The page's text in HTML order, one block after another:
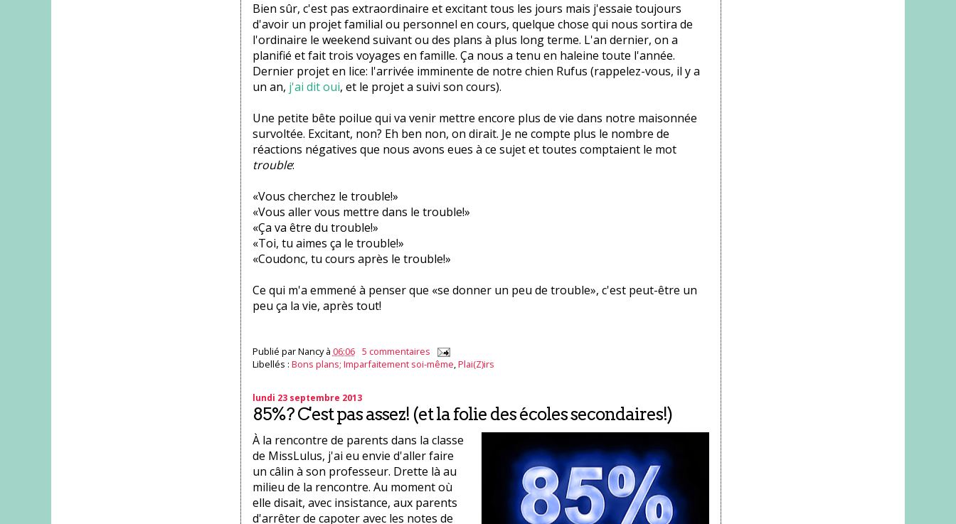
Bien sûr, c'est pas extraordinaire et excitant tous les jours mais j'essaie toujours
d'avoir un projet familial ou personnel en cours, quelque chose qui nous sortira de
l'ordinaire le weekend suivant ou des plans à plus long terme. L'an dernier, on a
planifié et fait trois voyages en famille. Ça nous a tenu en haleine toute l'année.
Dernier projet en lice: l'arrivée imminente de notre chien Rufus (rappelez-vous, il y a
un an, j'ai dit oui, et le projet a suivi son cours).
Une petite bête poilue qui va venir mettre encore plus de vie dans notre maisonnée
survoltée. Excitant, non? Eh ben non, on dirait. Je ne compte plus le nombre de
réactions négatives que nous avons eues à ce sujet et toutes comptaient le mot
trouble:
«Vous cherchez le trouble!»
«Vous aller vous mettre dans le trouble!»
«Ça va être du trouble!»
«Toi, tu aimes ça le trouble!»
«Coudonc, tu cours après le trouble!»
Ce qui m'a emmené à penser que «se donner un peu de trouble», c'est peut-être un
peu ça la vie, après tout!
Publié parNancy à 06:06 5 commentaires
Libellés : Bons plans; Imparfaitement soi-même,Plai(Z)irs
lundi 23 septembre 2013
85%? C'est pas assez! (et la folie des écoles secondaires!)
À la rencontre de parents dans la classe
de MissLulus, j'ai eu envie d'aller faire
un câlin à son professeur. Drette là au
milieu de la rencontre. Au moment où
elle disait, avec insistance, aux parents
d'arrêter de capoter avec les notes de